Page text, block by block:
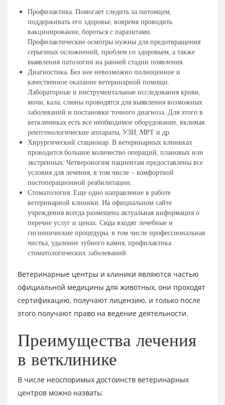
Профилактика. Помогает следить за питомцем,
поддерживать его здоровье, вовремя проводить
вакцинирование, бороться с паразитами.
Профилактические осмотры нужны для предотвращения
серьезных осложнений, проблем со здоровьем, а также
выявления патологии на ранней стадии появления.
Диагностика. Без нее невозможно полноценное и
качественное оказание ветеринарной помощи.
Лабораторные и инструментальные исследования крови,
мочи, кала, слюны проводятся для выявления возможных
заболеваний и постановки точного диагноза. Для этого в
ветклиниках есть все необходимое оборудование, включая
рентгенологические аппараты, УЗИ, МРТ и др.
Хирургический стационар. В ветеринарных клиниках
проводится большое количество операций, плановых или
экстренных. Четвероногим пациентам предоставлены все
условия для лечения, в том числе – комфортной
постоперационной реабилитации.
Стоматология. Еще одно направление в работе
ветеринарной клиники. На официальном сайте
учреждения всегда размещена актуальная информация о
перечне услуг и ценах. Сюда входят лечебные и
гигиенические процедуры, в том числе профессиональная
чистка, удаление зубного камня, профилактика
стоматологических заболеваний.
Ветеринарные центры и клиники являются частью
официальной медицины для животных, они проходят
сертификацию, получают лицензию, и только после
этого получают право на ведение деятельности.
Преимущества лечения
в ветклинике
В числе неоспоримых достоинств ветеринарных
центров можно назвать: